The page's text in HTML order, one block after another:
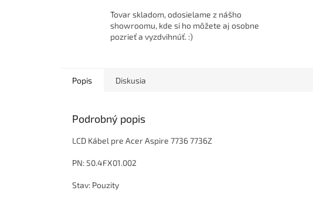
Tovar skladom, odosielame z nášho
showroomu, kde si ho môžete aj osobne
pozrieť a vyzdvihnúť. :)
Popis Diskusia
Podrobný popis
LCD Kábel pre Acer Aspire 7736 7736Z
PN: 50.4FX01.002
Stav: Pouzity